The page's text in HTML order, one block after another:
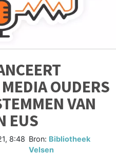
OUDERS
VAN
EUS
8:48 Bron: Bibliotheek
Velsen